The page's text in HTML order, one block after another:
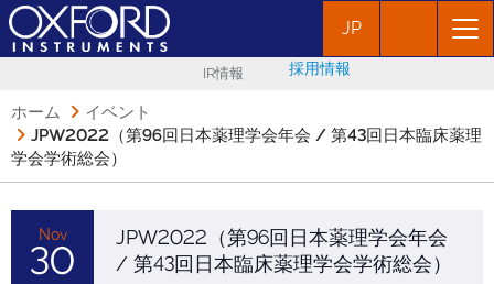
JP
IR情報 採用情報
ホーム
イベント
JPW2022（第96回日本薬理学会年会 / 第43回日本臨床薬理
学会学術総会）
Nov
30
JPW2022（第96回日本薬理学会年会
/ 第43回日本臨床薬理学会学術総会）